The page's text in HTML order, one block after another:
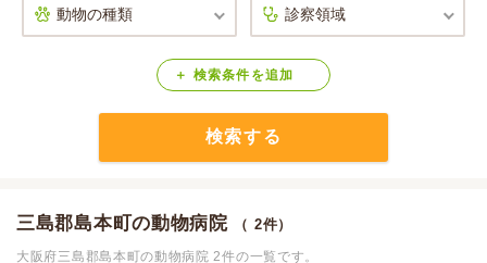
口コミ検索
Calooペットとは？ 検索条件 を追加
検索する
三島郡島本町の動物病院 （ 2件）
大阪府三島郡島本町の動物病院 2件の一覧です。